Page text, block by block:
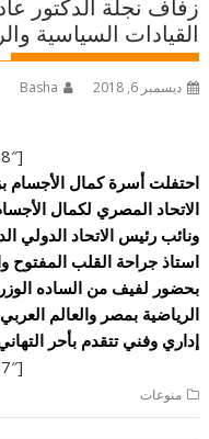
زفاف نجلة الدكتور
القيادات السياسية
ديسمبر 6, 2018 Basha
[ad id=”66258″]
احتفلت أسرة كمال الأجسام
الاتحاد المصري لكمال
ونائب رئيس الاتحاد الدولي
استاذ جراحة القلب المفتوح
بحضور لفيف من الساده
الرياضية بمصر والعالم
إداري وفني تتقدم بأحر
[ad id=”87287″]
منوعات